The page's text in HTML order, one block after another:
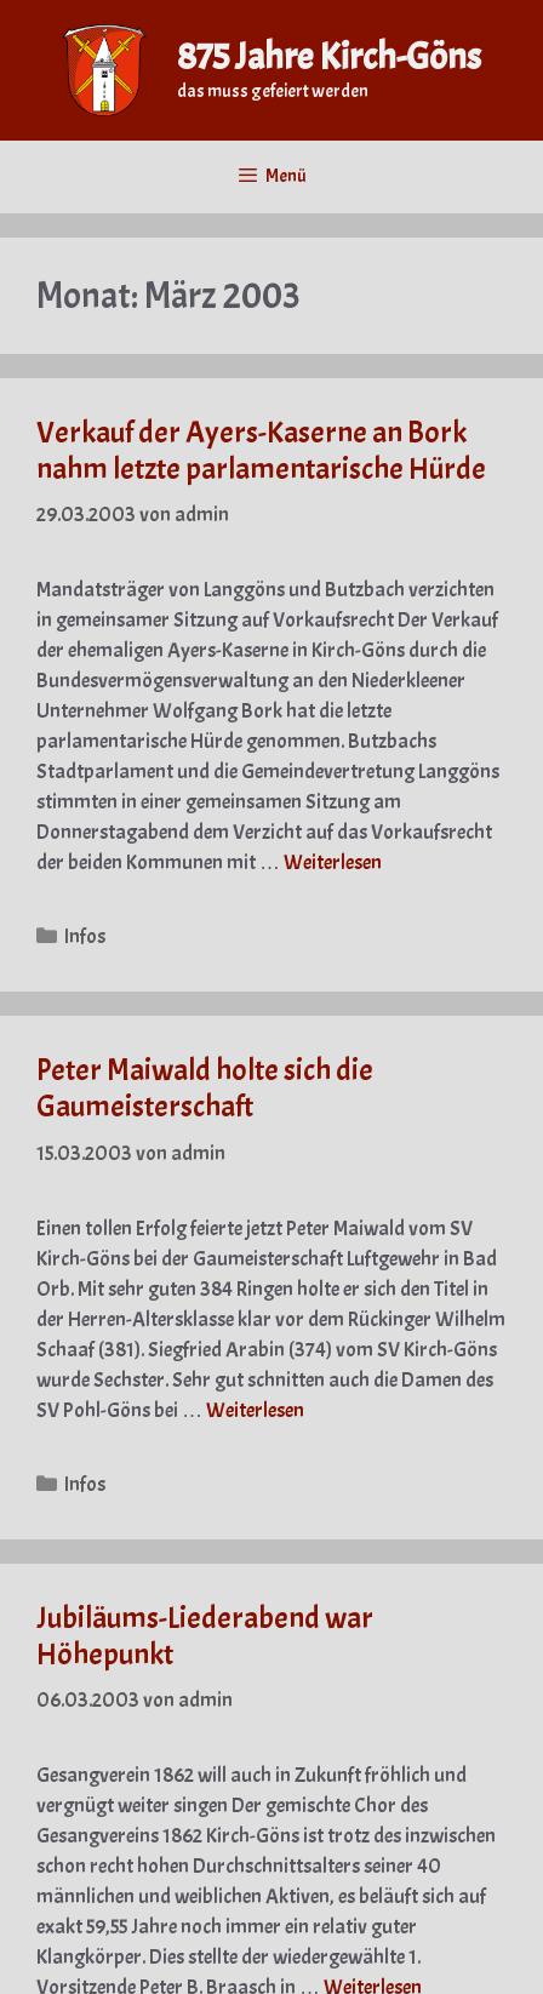
springen
875 Jahre Kirch-Göns
das muss gefeiert werden
Menü
Monat: März 2003
Verkauf der Ayers-Kaserne an Bork
nahm letzte parlamentarische Hürde
29.03.2003von admin
Mandatsträger von Langgöns und Butzbach verzichten
in gemeinsamer Sitzung auf Vorkaufsrecht Der Verkauf
der ehemaligen Ayers-Kaserne in Kirch-Göns durch die
Bundesvermögensverwaltung an den Niederkleener
Unternehmer Wolfgang Bork hat die letzte
parlamentarische Hürde genommen. Butzbachs
Stadtparlament und die Gemeindevertretung Langgöns
stimmten in einer gemeinsamen Sitzung am
Donnerstagabend dem Verzicht auf das Vorkaufsrecht
der beiden Kommunen mit … Weiterlesen
Kategorien
Infos
Peter Maiwald holte sich die
Gaumeisterschaft
15.03.2003von admin
Einen tollen Erfolg feierte jetzt Peter Maiwald vom SV
Kirch-Göns bei der Gaumeisterschaft Luftgewehr in Bad
Orb. Mit sehr guten 384 Ringen holte er sich den Titel in
der Herren-Altersklasse klar vor dem Rückinger Wilhelm
Schaaf (381). Siegfried Arabin (374) vom SV Kirch-Göns
wurde Sechster. Sehr gut schnitten auch die Damen des
SV Pohl-Göns bei … Weiterlesen
Kategorien
Infos
Jubiläums-Liederabend war
Höhepunkt
06.03.2003von admin
Gesangverein 1862 will auch in Zukunft fröhlich und
vergnügt weiter singen Der gemischte Chor des
Gesangvereins 1862 Kirch-Göns ist trotz des inzwischen
schon recht hohen Durchschnittsalters seiner 40
männlichen und weiblichen Aktiven, es beläuft sich auf
exakt 59,55 Jahre noch immer ein relativ guter
Klangkörper. Dies stellte der wiedergewählte 1.
Vorsitzende Peter B. Braasch in … Weiterlesen